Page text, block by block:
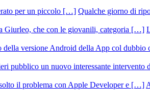
Qualche giorno di